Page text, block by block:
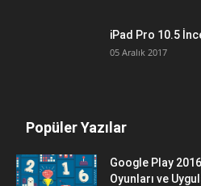
iPad Pro 10.5
05 Aralık 2017
Popüler Yazılar
Google Play 2016
Oyunları ve